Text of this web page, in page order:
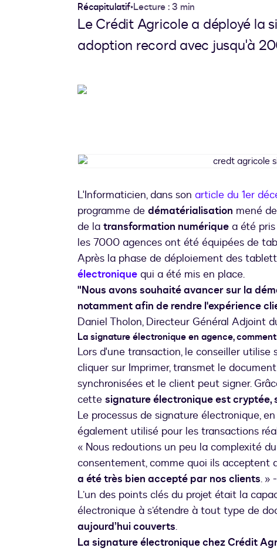
Récapitulatif•Lecture : 3 min
Le Crédit Agricole a déployé la
adoption record avec jusqu'à
L'Informaticien, dans son article du 1er
programme de dématérialisation mené
de la transformation numérique a été
les 7000 agences ont été équipées de
Après la phase de déploiement des
électronique qui a été mis en place.
"Nous avons souhaité avancer sur la
notamment afin de rendre l'expérience
Daniel Tholon, Directeur Général Adjoint
La signature électronique en agence,
Lors d'une transaction, le conseiller
cliquer sur Imprimer, transmet le
synchronisées et le client peut signer.
cette signature électronique est cryptée,
Le processus de signature électronique,
également utilisé pour les transactions
« Nous redoutions un peu la complexité
consentement, comme quoi ils acceptent
a été très bien accepté par nos clients. »
L’un des points clés du projet était la
électronique à s’étendre à tout type de
aujourd’hui couverts.
La signature électronique chez Crédit